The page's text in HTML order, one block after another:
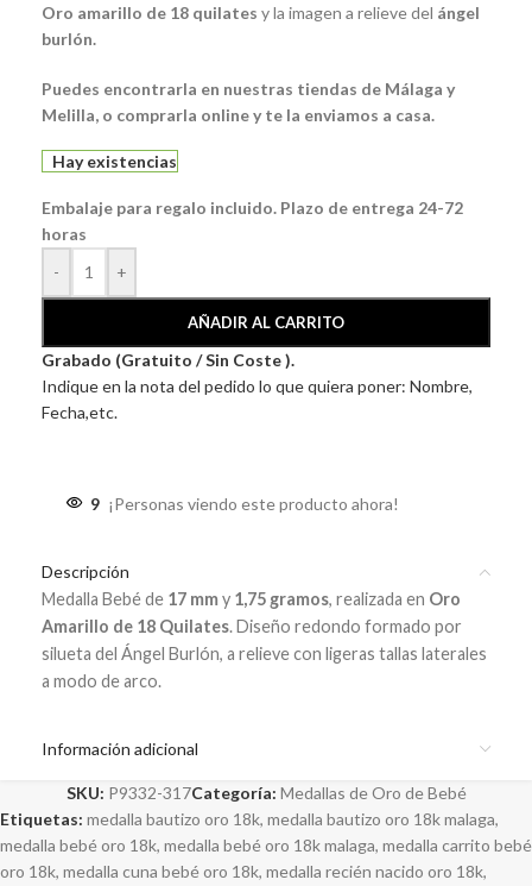
Oro amarillo de 18 quilates y la imagen a relieve del ángel
burlón.
Puedes encontrarla en nuestras tiendas de Málaga y
Melilla, o comprarla online y te la enviamos a casa.
Hay existencias
Embalaje para regalo incluido. Plazo de entrega 24-72
horas
-
+
AÑADIR AL CARRITO
Grabado (Gratuito / Sin Coste ).
Indique en la nota del pedido lo que quiera poner: Nombre,
Fecha,etc.
9 ¡Personas viendo este producto ahora!
Descripción
Medalla Bebé de 17 mmy 1,75 gramos, realizada en Oro
Amarillo de 18 Quilates. Diseño redondo formado por
silueta del Ángel Burlón, a relieve con ligeras tallas laterales
a modo de arco.
Información adicional
SKU: P9332-317Categoría: Medallas de Oro de Bebé
Etiquetas: medalla bautizo oro 18k, medalla bautizo oro 18k malaga,
medalla bebé oro 18k, medalla bebé oro 18k malaga, medalla carrito bebé
oro 18k, medalla cuna bebé oro 18k, medalla recién nacido oro 18k,